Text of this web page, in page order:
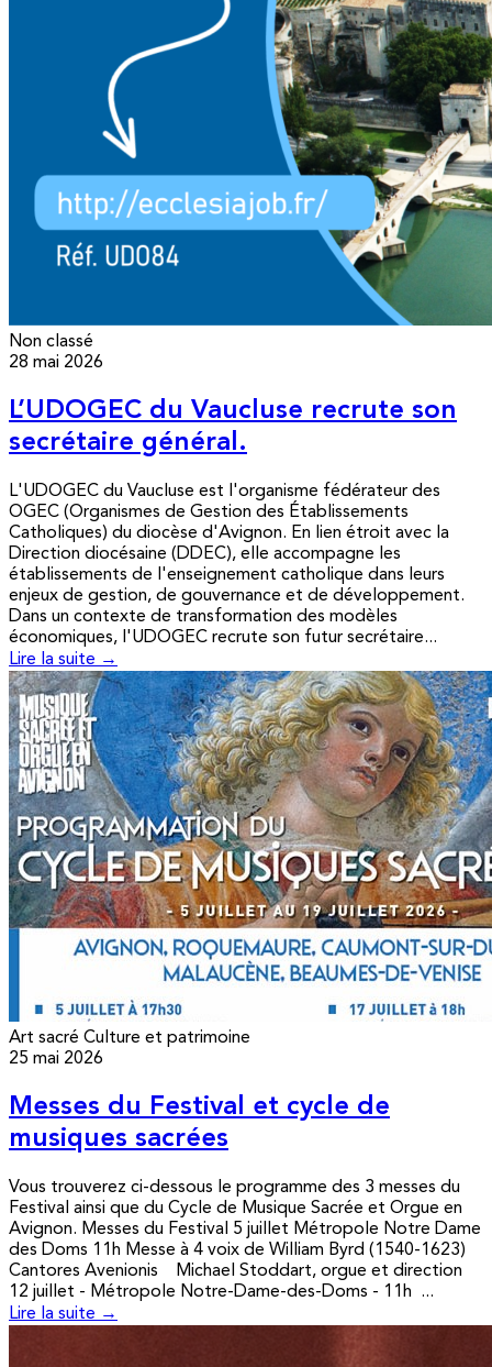
Non classé
28 mai 2026
L’UDOGEC du Vaucluse recrute son
secrétaire général.
L'UDOGEC du Vaucluse est l'organisme fédérateur des
OGEC (Organismes de Gestion des Établissements
Catholiques) du diocèse d'Avignon. En lien étroit avec la
Direction diocésaine (DDEC), elle accompagne les
établissements de l'enseignement catholique dans leurs
enjeux de gestion, de gouvernance et de développement.
Dans un contexte de transformation des modèles
économiques, l'UDOGEC recrute son futur secrétaire...
Lire la suite →
Art sacré Culture et patrimoine
25 mai 2026
Messes du Festival et cycle de
musiques sacrées
Vous trouverez ci-dessous le programme des 3 messes du
Festival ainsi que du Cycle de Musique Sacrée et Orgue en
Avignon. Messes du Festival 5 juillet Métropole Notre Dame
des Doms 11h Messe à 4 voix de William Byrd (1540-1623)
Cantores Avenionis Michael Stoddart, orgue et direction
12 juillet - Métropole Notre-Dame-des-Doms - 11h ...
Lire la suite →